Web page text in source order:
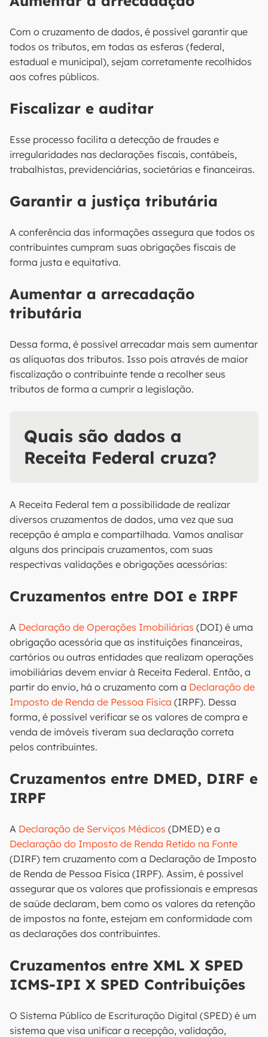
Com o cruzamento de dados, é possível garantir que
todos os tributos, em todas as esferas (federal,
estadual e municipal), sejam corretamente recolhidos
aos cofres públicos.
Fiscalizar e auditar
Esse processo facilita a detecção de fraudes e
irregularidades nas declarações fiscais, contábeis,
trabalhistas, previdenciárias, societárias e financeiras.
Garantir a justiça tributária
A conferência das informações assegura que todos os
contribuintes cumpram suas obrigações fiscais de
forma justa e equitativa.
Aumentar a arrecadação
tributária
Dessa forma, é possível arrecadar mais sem aumentar
as alíquotas dos tributos. Isso pois através de maior
fiscalização o contribuinte tende a recolher seus
tributos de forma a cumprir a legislação.
Quais são dados a
Receita Federal cruza?
A Receita Federal tem a possibilidade de realizar
diversos cruzamentos de dados, uma vez que sua
recepção é ampla e compartilhada. Vamos analisar
alguns dos principais cruzamentos, com suas
respectivas validações e obrigações acessórias:
Cruzamentos entre DOI e IRPF
A Declaração de Operações Imobiliárias (DOI) é uma
obrigação acessória que as instituições financeiras,
cartórios ou outras entidades que realizam operações
imobiliárias devem enviar à Receita Federal. Então, a
partir do envio, há o cruzamento com a Declaração de
Imposto de Renda de Pessoa Física (IRPF). Dessa
forma, é possível verificar se os valores de compra e
venda de imóveis tiveram sua declaração correta
pelos contribuintes.
Cruzamentos entre DMED, DIRF e
IRPF
A Declaração de Serviços Médicos (DMED) e a
Declaração do Imposto de Renda Retido na Fonte
(DIRF) tem cruzamento com a Declaração de Imposto
de Renda de Pessoa Física (IRPF). Assim, é possível
assegurar que os valores que profissionais e empresas
de saúde declaram, bem como os valores da retenção
de impostos na fonte, estejam em conformidade com
as declarações dos contribuintes.
Cruzamentos entre XML X SPED
ICMS-IPI X SPED Contribuições
O Sistema Público de Escrituração Digital (SPED) é um
sistema que visa unificar a recepção, validação,